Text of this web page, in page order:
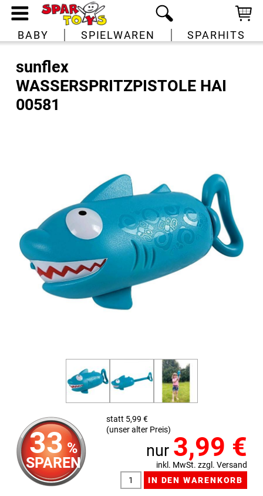
BABY SPIELWAREN SPARHITS
sunflex
WASSERSPRITZPISTOLE HAI
00581
33 %
SPAREN
statt 5,99 €
(unser alter Preis)
nur 3,99 €
inkl. MwSt. zzgl. Versand